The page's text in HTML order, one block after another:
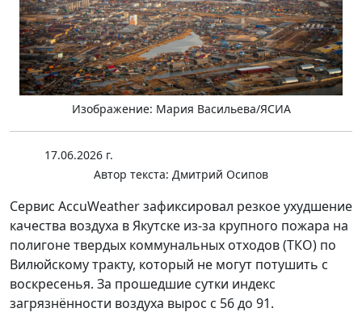
Изображение: Мария Васильева/ЯСИА
17.06.2026 г.
Автор текста: Дмитрий Осипов
Сервис AccuWeather зафиксировал резкое ухудшение
качества воздуха в Якутске из-за крупного пожара на
полигоне твердых коммунальных отходов (ТКО) по
Вилюйскому тракту, который не могут потушить с
воскресенья. За прошедшие сутки индекс
загрязнённости воздуха вырос с 56 до 91.